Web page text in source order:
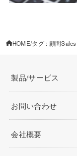
HOME タグ : 顧問
製品/サービス
お問い合わせ
会社概要